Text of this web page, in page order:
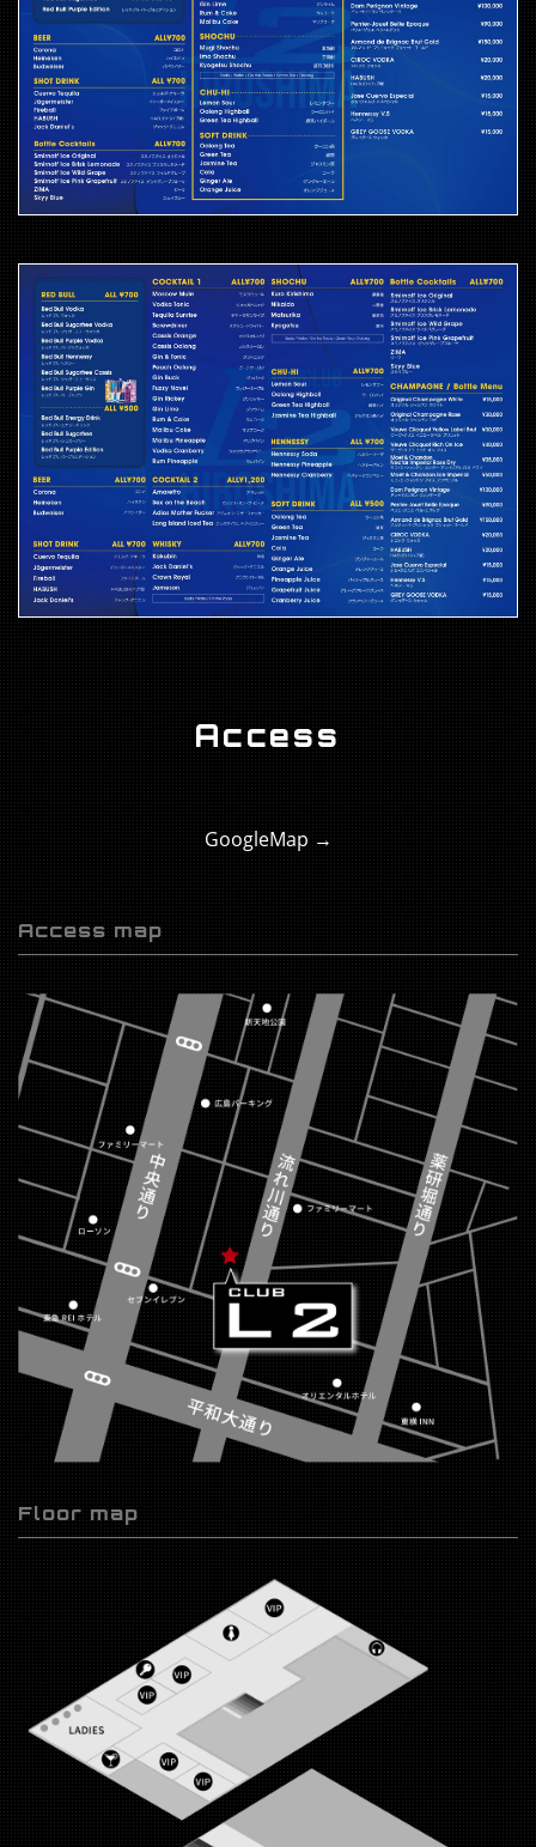
Access
GoogleMap →
Access map
Floor map